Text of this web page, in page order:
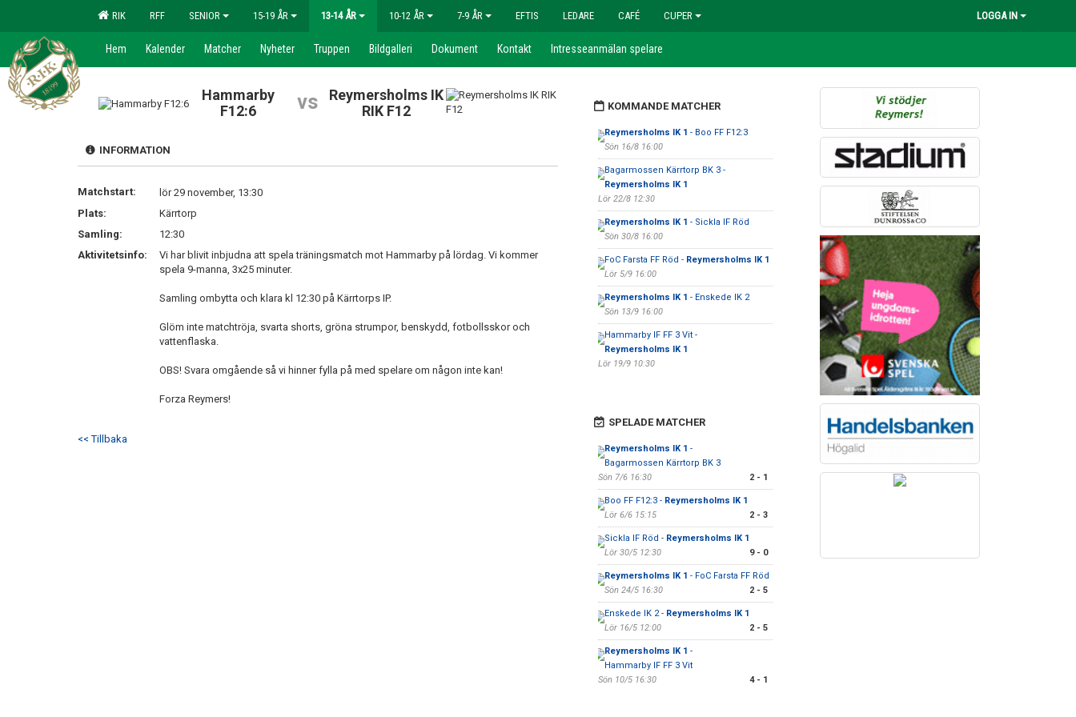
RIK RFF SENIOR 15-19 ÅR 13-14 ÅR 10-12 ÅR 7-9 ÅR EFTIS LEDARE CAFÉ CUPER LOGGA IN
Hem Kalender Matcher Nyheter Truppen Bildgalleri Dokument Kontakt Intresseanmälan spelare
Hammarby
F12:6
vs
Reymersholms IK
RIK F12
INFORMATION
Matchstart:
lör 29 november, 13:30
Plats:
Kärrtorp
Samling:
12:30
Aktivitetsinfo:
Vi har blivit inbjudna att spela träningsmatch mot Hammarby på lördag. Vi kommer
spela 9-manna, 3x25 minuter.
Samling ombytta och klara kl 12:30 på Kärrtorps IP.
Glöm inte matchtröja, svarta shorts, gröna strumpor, benskydd, fotbollsskor och
vattenflaska.
OBS! Svara omgående så vi hinner fylla på med spelare om någon inte kan!
Forza Reymers!
<< Tillbaka
KOMMANDE MATCHER
Reymersholms IK 1 - Boo FF F12:3
Sön 16/8 16:00
Bagarmossen Kärrtorp BK 3 -
Reymersholms IK 1
Lör 22/8 12:30
Reymersholms IK 1 - Sickla IF Röd
Sön 30/8 16:00
FoC Farsta FF Röd - Reymersholms IK 1
Lör 5/9 16:00
Reymersholms IK 1 - Enskede IK 2
Sön 13/9 16:00
Hammarby IF FF 3 Vit -
Reymersholms IK 1
Lör 19/9 10:30
SPELADE MATCHER
Reymersholms IK 1 -
Bagarmossen Kärrtorp BK 3
Sön 7/6 16:30
2 - 1
Boo FF F12:3 - Reymersholms IK 1
Lör 6/6 15:15
2 - 3
Sickla IF Röd - Reymersholms IK 1
Lör 30/5 12:30
9 - 0
Reymersholms IK 1 - FoC Farsta FF Röd
Sön 24/5 16:30
2 - 5
Enskede IK 2 - Reymersholms IK 1
Lör 16/5 12:00
2 - 5
Reymersholms IK 1 -
Hammarby IF FF 3 Vit
Sön 10/5 16:30
4 - 1